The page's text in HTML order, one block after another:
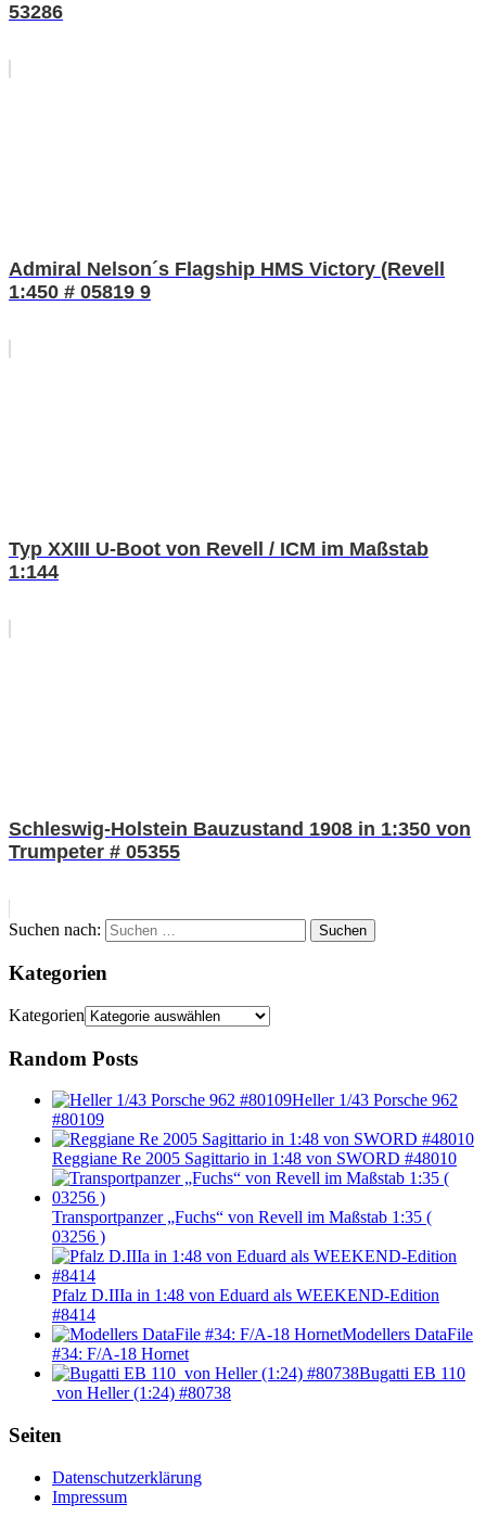
53286
Admiral Nelson´s Flagship HMS Victory (Revell
1:450 # 05819 9
Typ XXIII U-Boot von Revell / ICM im Maßstab
1:144
Schleswig-Holstein Bauzustand 1908 in 1:350 von
Trumpeter # 05355
Suchen nach: Suchen
Kategorien
Kategorien
Random Posts
Heller 1/43 Porsche 962
#80109
Reggiane Re 2005 Sagittario in 1:48 von SWORD #48010
Transportpanzer „Fuchs“ von Revell im Maßstab 1:35 (
03256 )
Pfalz D.IIIa in 1:48 von Eduard als WEEKEND-Edition
#8414
Modellers DataFile
#34: F/A-18 Hornet
Bugatti EB 110
von Heller (1:24) #80738
Seiten
Datenschutzerklärung
Impressum